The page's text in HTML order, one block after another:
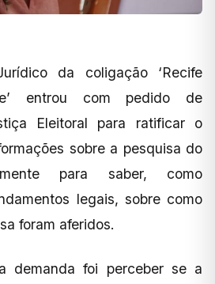
da coligação ‘Recife
entrou com pedido de
Eleitoral para ratificar o
sobre a pesquisa do
para saber, como
legais, sobre como
foram aferidos.
demanda foi perceber se a